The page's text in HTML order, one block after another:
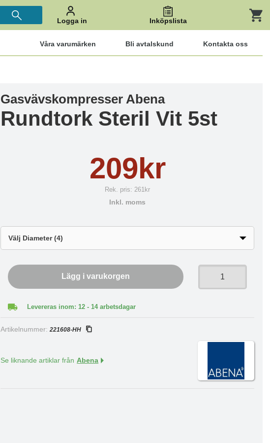
Logga in Inköpslista
Våra varumärken Bli avtalskund Kontakta oss
Gasvävskompresser Abena
Rundtork Steril Vit 5st
209kr
Rek. pris:261kr
Inkl. moms
Lägg i varukorgen
Levereras inom: 12 - 14 arbetsdagar
Artikelnummer:221608-HH
Se liknande artiklar från Abena